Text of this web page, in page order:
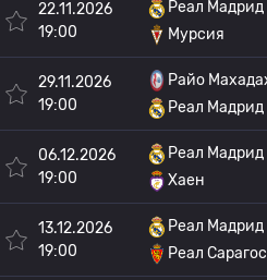
22.11.2026
19:00
Реал Мадрид
Мурсия
29.11.2026
19:00
Райо
Реал Мадрид
06.12.2026
19:00
Реал Мадрид
Хаен
13.12.2026
19:00
Реал Мадрид
Реал